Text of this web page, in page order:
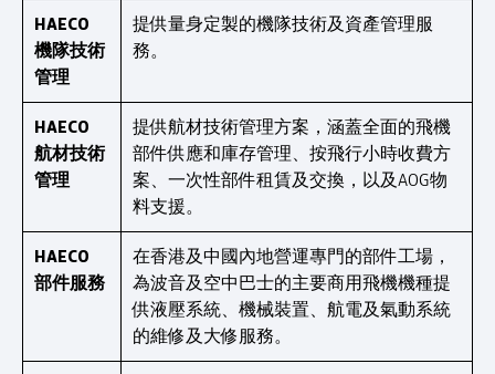
HAECO
機隊技術
管理
提供量身定製的機隊技術及資產管理服
務。
HAECO
航材技術
管理
提供航材技術管理方案，涵蓋全面的飛機
部件供應和庫存管理、按飛行小時收費方
案、一次性部件租賃及交換，以及AOG物
料支援。
HAECO
部件服務
在香港及中國內地營運專門的部件工場，
為波音及空中巴士的主要商用飛機機種提
供液壓系統、機械裝置、航電及氣動系統
的維修及大修服務。